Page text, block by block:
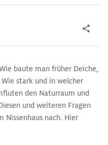
baute man früher Deiche,
stark und in welcher
den Naturraum und
und weiteren Fragen
Nissenhaus nach. Hier